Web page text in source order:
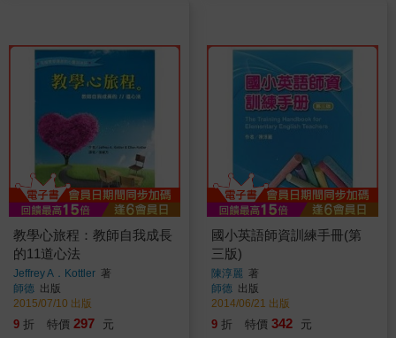
教學心旅程：教師自我成長
的11道心法
Jeffrey A．Kottler 著
師德 出版
2015/07/10 出版
9 折 特價 297 元
國小英語師資訓練手冊(第
三版)
陳淳麗 著
師德 出版
2014/06/21 出版
9 折 特價 342 元